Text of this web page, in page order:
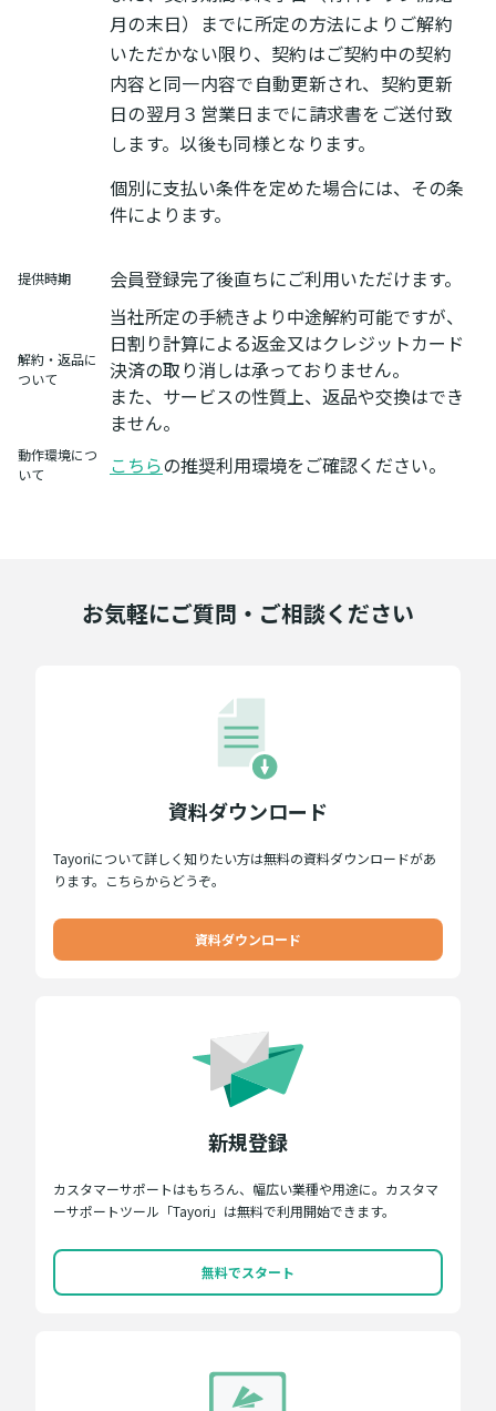
月の末日）までに所定の方法によりご解約
いただかない限り、契約はご契約中の契約
内容と同一内容で自動更新され、契約更新
日の翌月３営業日までに請求書をご送付致
します。以後も同様となります。
個別に支払い条件を定めた場合には、その条
件によります。
提供時期 会員登録完了後直ちにご利用いただけます。
解約・返品に
ついて
当社所定の手続きより中途解約可能ですが、
日割り計算による返金又はクレジットカード
決済の取り消しは承っておりません。
また、サービスの性質上、返品や交換はでき
ません。
動作環境につ
いて
こちらの推奨利用環境をご確認ください。
お気軽にご質問・ご相談ください
資料ダウンロード
Tayoriについて詳しく知りたい方は無料の資料ダウンロードがあ
ります。こちらからどうぞ。
資料ダウンロード
新規登録
カスタマーサポートはもちろん、幅広い業種や用途に。カスタマ
ーサポートツール「Tayori」は無料で利用開始できます。
無料でスタート